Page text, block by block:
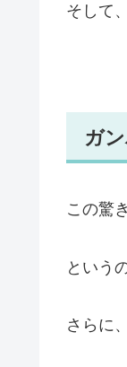
そして
ガ
この驚
という
さらに、